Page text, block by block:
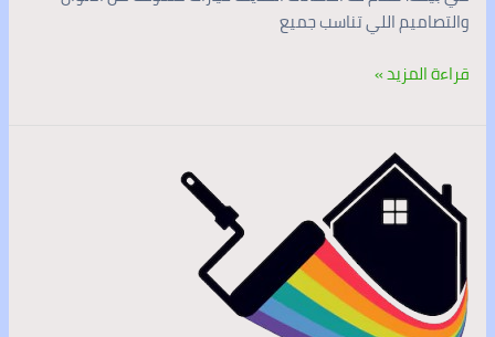
والتصاميم اللي تناسب جميع
قراءة المزيد »
دهان
وبويات
الرياض